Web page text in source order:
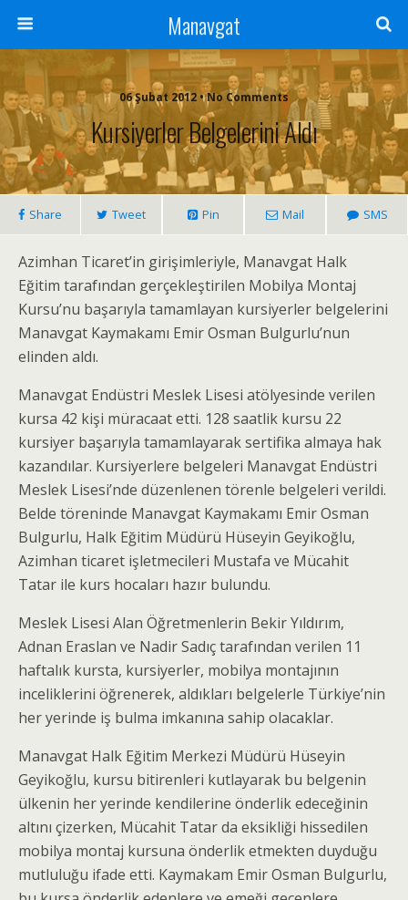
Manavgat
06 Şubat 2012 • No Comments
Kursiyerler Belgelerini Aldı
Share Tweet Pin Mail SMS
Azimhan Ticaret’in girişimleriyle, Manavgat Halk
Eğitim tarafından gerçekleştirilen Mobilya Montaj
Kursu’nu başarıyla tamamlayan kursiyerler belgelerini
Manavgat Kaymakamı Emir Osman Bulgurlu’nun
elinden aldı.
Manavgat Endüstri Meslek Lisesi atölyesinde verilen
kursa 42 kişi müracaat etti. 128 saatlik kursu 22
kursiyer başarıyla tamamlayarak sertifika almaya hak
kazandılar. Kursiyerlere belgeleri Manavgat Endüstri
Meslek Lisesi’nde düzenlenen törenle belgeleri verildi.
Belde töreninde Manavgat Kaymakamı Emir Osman
Bulgurlu, Halk Eğitim Müdürü Hüseyin Geyikoğlu,
Azimhan ticaret işletmecileri Mustafa ve Mücahit
Tatar ile kurs hocaları hazır bulundu.
Meslek Lisesi Alan Öğretmenlerin Bekir Yıldırım,
Adnan Eraslan ve Nadir Sadıç tarafından verilen 11
haftalık kursta, kursiyerler, mobilya montajının
inceliklerini öğrenerek, aldıkları belgelerle Türkiye’nin
her yerinde iş bulma imkanına sahip olacaklar.
Manavgat Halk Eğitim Merkezi Müdürü Hüseyin
Geyikoğlu, kursu bitirenleri kutlayarak bu belgenin
ülkenin her yerinde kendilerine önderlik edeceğinin
altını çizerken, Mücahit Tatar da eksikliği hissedilen
mobilya montaj kursuna önderlik etmekten duyduğu
mutluluğu ifade etti. Kaymakam Emir Osman Bulgurlu,